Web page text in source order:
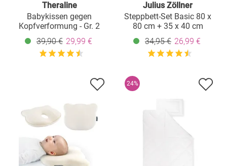
Theraline
Babykissen gegen
Kopfverformung - Gr. 2
39,90 € 29,99 €
Julius Zöllner
Steppbett-Set Basic 80 x
80 cm + 35 x 40 cm
34,95 € 26,99 €
24%